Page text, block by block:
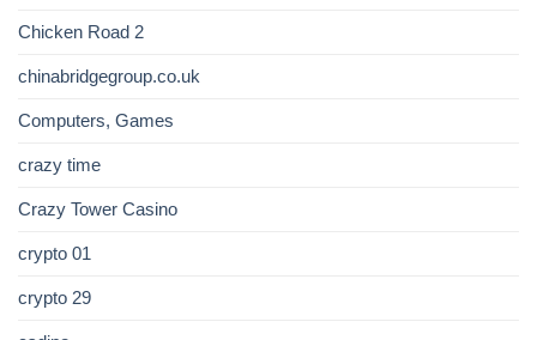
Chicken Road 2
chinabridgegroup.co.uk
Computers, Games
crazy time
Crazy Tower Сasino
crypto 01
crypto 29